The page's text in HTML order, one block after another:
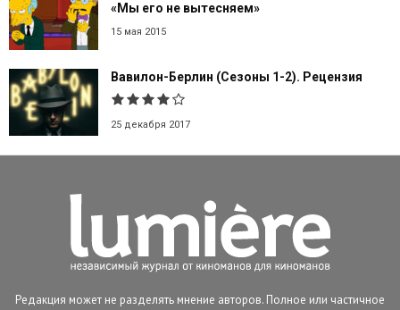
«Мы его не вытесняем»
15 мая 2015
Вавилон-Берлин (Сезоны 1-2). Рецензия
25 декабря 2017
Редакция может не разделять мнение авторов. Полное или частичное